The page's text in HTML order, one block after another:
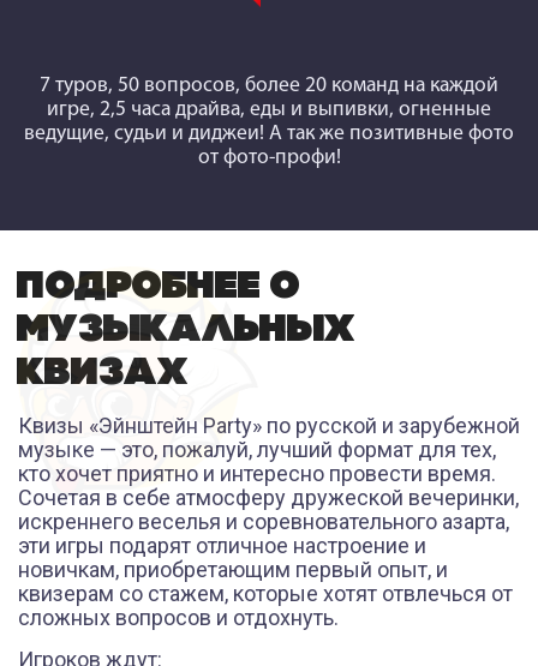
7 туров, 50 вопросов, более 20 команд на каждой
игре, 2,5 часа драйва, еды и выпивки, огненные
ведущие, судьи и диджеи! А так же позитивные фото
от фото-профи!
ПОДРОБНЕЕ О
МУЗЫКАЛЬНЫХ
КВИЗАХ
Квизы «Эйнштейн Party» по русской и зарубежной
музыке — это, пожалуй, лучший формат для тех,
кто хочет приятно и интересно провести время.
Сочетая в себе атмосферу дружеской вечеринки,
искреннего веселья и соревновательного азарта,
эти игры подарят отличное настроение и
новичкам, приобретающим первый опыт, и
квизерам со стажем, которые хотят отвлечься от
сложных вопросов и отдохнуть.
Игроков ждут: